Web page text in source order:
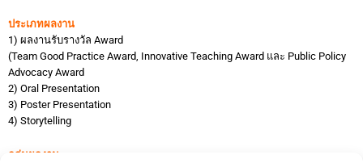
ประเภทผลงาน
1) ผลงานรับรางวัล Award
(Team Good Practice Award, Innovative Teaching Award และ Public Policy
Advocacy Award
2) Oral Presentation
3) Poster Presentation
4) Storytelling
กลุ่มผลงาน